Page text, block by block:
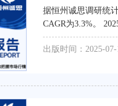
据恒州诚思调研统
CAGR为3.3%。
出版时间：2025-07-